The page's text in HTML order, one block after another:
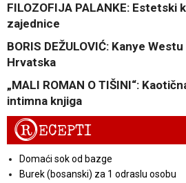
FILOZOFIJA PALANKE: Estetski
zajednice
BORIS DEŽULOVIĆ: Kanye
Hrvatska
„MALI ROMAN O TIŠINI“:
intimna knjiga
RECEPTI
Domaći sok od bazge
Burek (bosanski) za 1 odraslu osobu